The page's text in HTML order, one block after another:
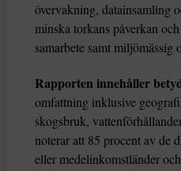
övervakning, datainsamling
minska torkans påverkan
samarbete samt miljömässig
Rapporten innehåller
omfattning inklusive
skogsbruk,
noterar att 85 procent av de
eller medelinkomstländer